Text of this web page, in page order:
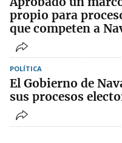
propio para
que competen a
POLÍTICA
El Gobierno de
sus procesos